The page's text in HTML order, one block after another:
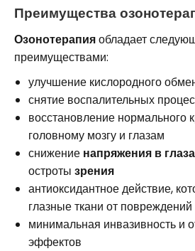
Преимущества
Озонотерапияобладает
преимуществами:
улучшение кислородного
снятие воспалительных
восстановление нормального
головному мозгу и глазам
снижение напряжения в
остроты зрения
антиоксидантное действие,
глазные ткани от повреждений
минимальная инвазивность и
эффектов